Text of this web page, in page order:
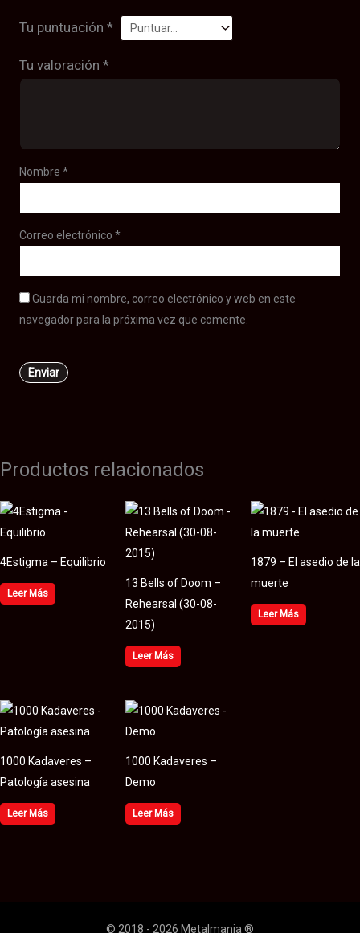
Tu puntuación*
Tu valoración*
Nombre*
Correo electrónico*
Guarda mi nombre, correo electrónico y web en este
navegador para la próxima vez que comente.
Productos relacionados
4Estigma – Equilibrio
Leer Más
13 Bells of Doom –
Rehearsal (30​-​08​-​
2015)
Leer Más
1879 – El asedio de la
muerte
Leer Más
1000 Kadaveres –
Patología asesina
Leer Más
1000 Kadaveres –
Demo
Leer Más
© 2018 - 2026 Metalmania ®